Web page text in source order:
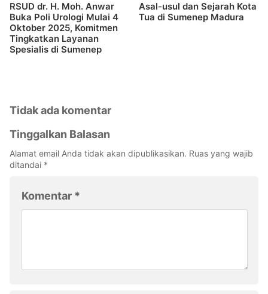
RSUD dr. H. Moh. Anwar
Buka Poli Urologi Mulai 4
Oktober 2025, Komitmen
Tingkatkan Layanan
Spesialis di Sumenep
Asal-usul dan Sejarah Kota
Tua di Sumenep Madura
Tidak ada komentar
Tinggalkan Balasan
Alamat email Anda tidak akan dipublikasikan. Ruas yang wajib
ditandai *
Komentar *